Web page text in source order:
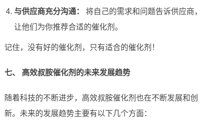
与供应商充分沟通：
将自己的需求和问题告诉供应商，
让他们为你推荐合适的催化剂。
记住，没有好的催化剂，只有适合的催化剂！
七、 高效叔胺催化剂的未来发展趋势
随着科技的不断进步，高效叔胺催化剂也在不断发展和创
新。未来的发展趋势主要有以下几个方面：